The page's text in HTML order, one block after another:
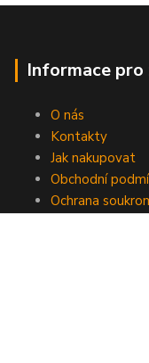
Informace pro
O nás
Kontakty
Jak nakupovat
Obchodní
Ochrana